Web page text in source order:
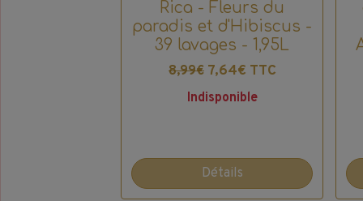
Rica - Fleurs du
paradis et d'Hibiscus -
39 lavages - 1,95L
8,99€ 7,64€ TTC
Indisponible
Détails